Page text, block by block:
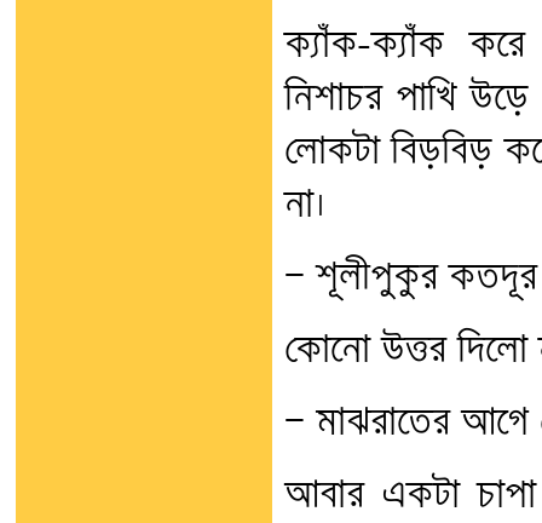
ক্যাঁক-ক্যাঁক
নিশাচর পাখি
লোকটা বিড়বিড়
না।
— শূলীপুকুর কতদূর
কোনো উত্তর দিলো
— মাঝরাতের
আবার একটা